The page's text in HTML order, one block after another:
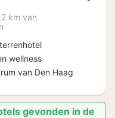
vanaf
km van
wellness
van Den Haag
gevonden in de